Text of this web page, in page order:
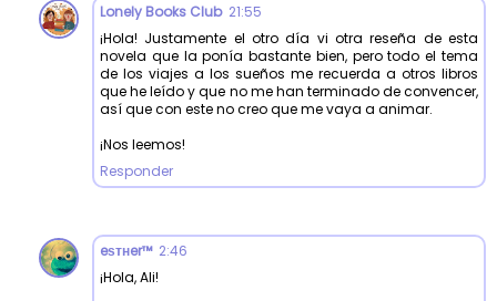
Lonely Books Club 21:55
¡Hola! Justamente el otro día vi otra reseña de esta
novela que la ponía bastante bien, pero todo el tema
de los viajes a los sueños me recuerda a otros libros
que he leído y que no me han terminado de convencer,
así que con este no creo que me vaya a animar.
¡Nos leemos!
Responder
eѕтнer™ 2:46
¡Hola, Ali!